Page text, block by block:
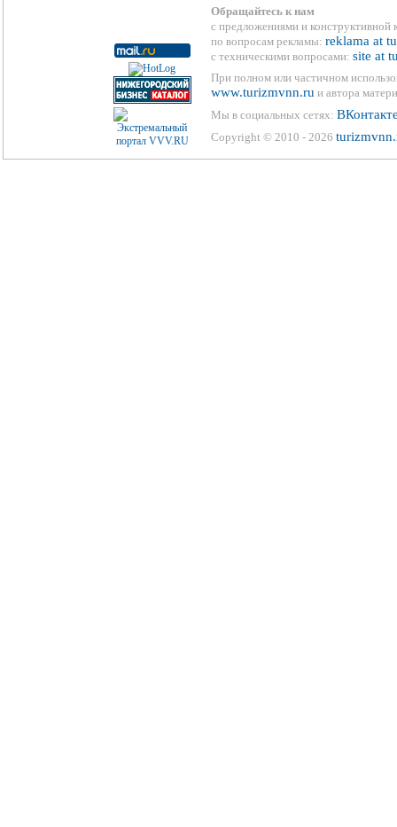
Обращайтесь к нам
с предложениями и конструктивной
по вопросам рекламы: reklama at
с техническими вопросами: site at
При полном или частичном
www.turizmvnn.ru и автора
Мы в социальных сетях:
Copyright © 2010 - 2026